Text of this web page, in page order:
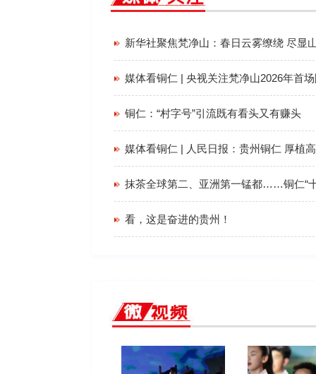
新华社聚焦梵净山：春日云雾缭绕 尽显
媒体看铜仁 | 央视关注梵净山2026年首
铜仁：“村字号”引流既有看头又有赚头
抹茶全球第二、亚洲第一锰都……铜仁“
看，这是奋进的贵州！